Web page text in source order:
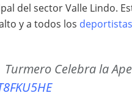
del sector Valle Lindo.
y a todos los
Turmero Celebra la